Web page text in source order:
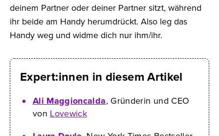
deinem Partner oder deiner Partner sitzt, während
ihr beide am Handy herumdrückt. Also leg das
Handy weg und widme dich nur ihm/ihr.
Expert:innen in diesem Artikel
Ali Maggioncalda, Gründerin und CEO
von Lovewick